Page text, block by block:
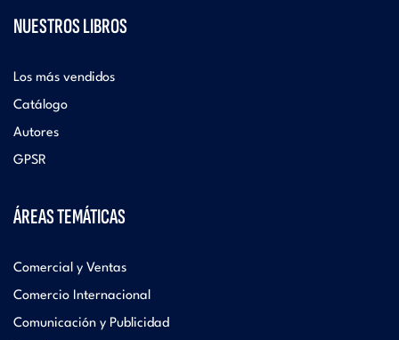
NUESTROS LIBROS
Los más vendidos
Catálogo
Autores
GPSR
ÁREAS TEMÁTICAS
Comercial y Ventas
Comercio Internacional
Comunicación y Publicidad